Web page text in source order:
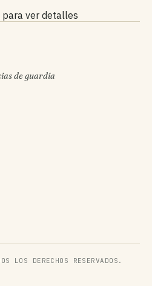
para ver detalles
de guardia
LOS DERECHOS RESERVADOS.